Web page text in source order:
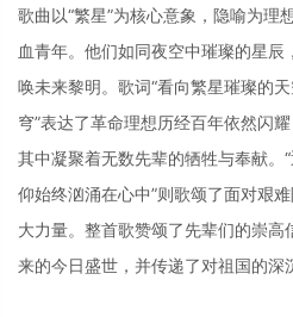
歌曲以“繁星”为核心意象，隐喻为理
血青年。他们如同夜空中璀璨的星
唤未来黎明。歌词“看向繁星璀璨的
穹”表达了革命理想历经百年依然闪
其中凝聚着无数先辈的牺牲与奉献。
仰始终汹涌在心中”则歌颂了面对艰
大力量。整首歌赞颂了先辈们的崇高
来的今日盛世，并传递了对祖国的深